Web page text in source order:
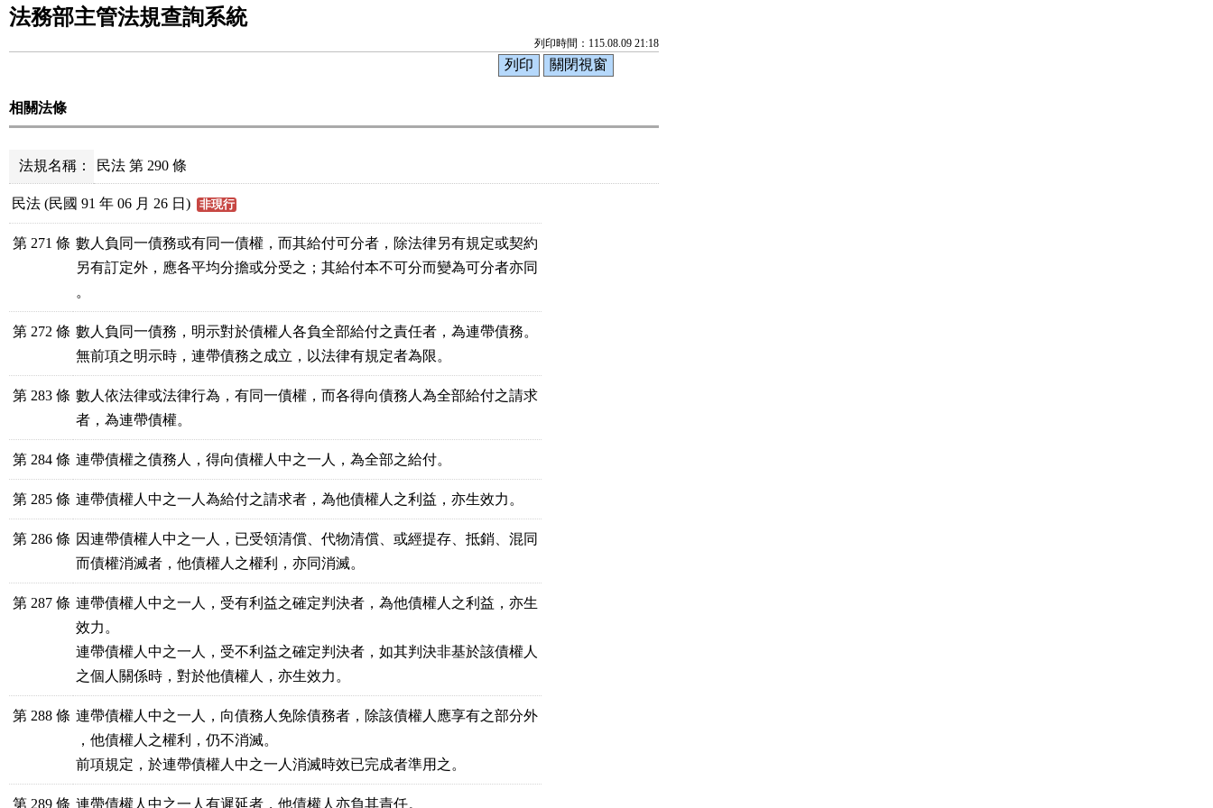
法務部主管法規查詢系統
列印時間：115.08.09 21:18
相關法條
法規名稱： 民法 第 290 條
民法 (民國 91 年 06 月 26 日) 非現行
第 271 條 數人負同一債務或有同一債權，而其給付可分者，除法律另有規定或契約
另有訂定外，應各平均分擔或分受之；其給付本不可分而變為可分者亦同
。
第 272 條 數人負同一債務，明示對於債權人各負全部給付之責任者，為連帶債務。
無前項之明示時，連帶債務之成立，以法律有規定者為限。
第 283 條 數人依法律或法律行為，有同一債權，而各得向債務人為全部給付之請求
者，為連帶債權。
第 284 條 連帶債權之債務人，得向債權人中之一人，為全部之給付。
第 285 條 連帶債權人中之一人為給付之請求者，為他債權人之利益，亦生效力。
第 286 條 因連帶債權人中之一人，已受領清償、代物清償、或經提存、抵銷、混同
而債權消滅者，他債權人之權利，亦同消滅。
第 287 條 連帶債權人中之一人，受有利益之確定判決者，為他債權人之利益，亦生
效力。
連帶債權人中之一人，受不利益之確定判決者，如其判決非基於該債權人
之個人關係時，對於他債權人，亦生效力。
第 288 條 連帶債權人中之一人，向債務人免除債務者，除該債權人應享有之部分外
，他債權人之權利，仍不消滅。
前項規定，於連帶債權人中之一人消滅時效已完成者準用之。
第 289 條 連帶債權人中之一人有遲延者，他債權人亦負其責任。